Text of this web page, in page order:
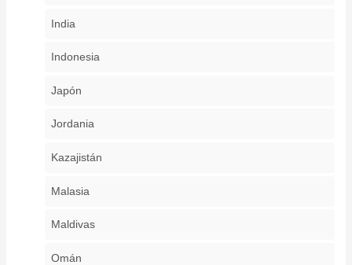
India
Indonesia
Japón
Jordania
Kazajistán
Malasia
Maldivas
Omán